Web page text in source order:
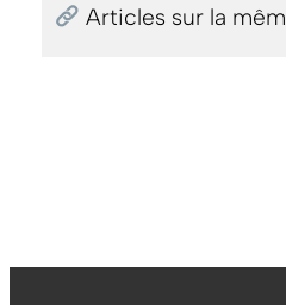
Articles sur la